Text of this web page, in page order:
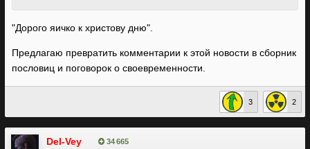
"Дорого яичко к христову дню".
Предлагаю превратить комментарии к этой новости в сборник
пословиц и поговорок о своевременности.
3 2
Del-Vey 34 665